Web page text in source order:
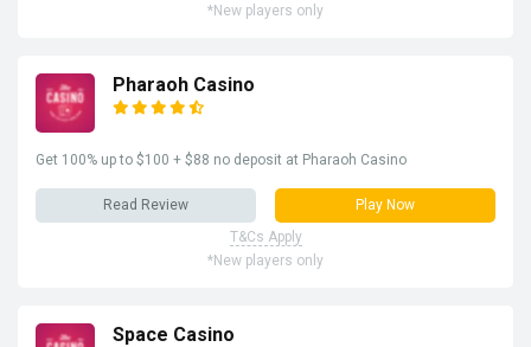
*New players only
Pharaoh Casino
Get 100% up to $100 + $88 no deposit at Pharaoh Casino
Read Review
Play Now
T&Cs Apply
*New players only
Space Casino